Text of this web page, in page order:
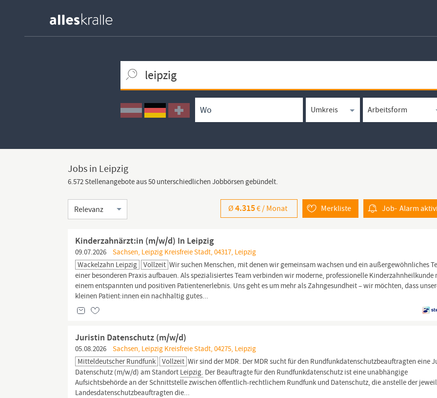
Ortssuche
Umkreissuche
Arbeitsform
Jobs in Leipzig
6.572 Stellenangebote aus 50 unterschiedlichen Jobbörsen gebündelt.
Sortierung Job- Alarm
Merkliste
Ø4.315€ / Monat
Kinderzahnärzt:in (m/w/d) In Leipzig
09.07.2026
Sachsen, Leipzig Kreisfreie Stadt, 04317, Leipzig
Wackelzahn Leipzig
Vollzeit Wir suchen Menschen, mit denen wir gemeinsam wachsen und ein außergewöhnliches
einer besonderen Praxis aufbauen. Als spezialisiertes Team verbinden wir moderne, professionelle Kinderzahnheilkunde
einem entspannten und positiven Patientenerlebnis. Uns geht es um mehr als Zahngesundheit – wir möchten, dass
kleinen Patient:innen ein nachhaltig gutes...
Juristin Datenschutz (m/w/d)
05.08.2026
Sachsen, Leipzig Kreisfreie Stadt, 04275, Leipzig
Mitteldeutscher Rundfunk
Vollzeit Wir sind der MDR. Der MDR sucht für den Rundfunkdatenschutzbeauftragten eine
Datenschutz (m⁠/⁠w⁠/⁠d) am Standort Leipzig. Der Beauftragte für den Rundfunkdatenschutz ist eine unabhängige
Aufsichtsbehörde an der Schnittstelle zwischen öffentlich-rechtlichem Rundfunk und Datenschutz, die anstelle der
Landesdatenschutzbeauftragten die...